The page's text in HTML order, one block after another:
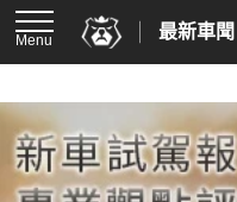
Menu 最新車聞